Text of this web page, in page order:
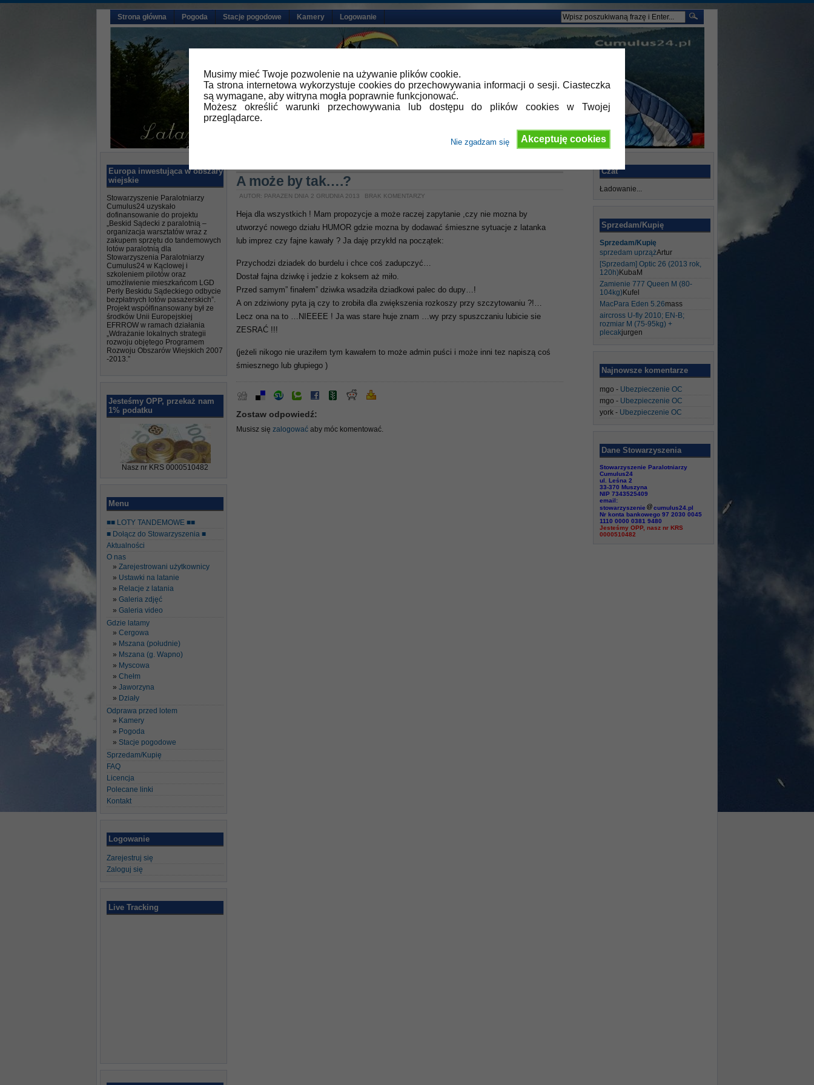
Musimy mieć Twoje pozwolenie na używanie plików cookie.
Ta strona internetowa wykorzystuje cookies do przechowywania informacji o sesji. Ciasteczka
są wymagane, aby witryna mogła poprawnie funkcjonować.
Możesz określić warunki przechowywania lub dostępu do plików cookies w Twojej
przeglądarce.
Akceptuję cookies
Nie zgadzam się
Strona główna Pogoda Stacje pogodowe Kamery Logowanie
Europa inwestująca w obszary
wiejskie
Stowarzyszenie Paralotniarzy
Cumulus24 uzyskało
dofinansowanie do projektu
„Beskid Sądecki z paralotnią –
organizacja warsztatów wraz z
zakupem sprzętu do tandemowych
lotów paralotnią dla
Stowarzyszenia Paralotniarzy
Cumulus24 w Kąclowej i
szkoleniem pilotów oraz
umożliwienie mieszkańcom LGD
Perły Beskidu Sądeckiego odbycie
bezpłatnych lotów pasażerskich”.
Projekt współfinansowany był ze
środków Unii Europejskiej
EFRROW w ramach działania
„Wdrażanie lokalnych strategii
rozwoju objętego Programem
Rozwoju Obszarów Wiejskich 2007
-2013.”
Jesteśmy OPP, przekaż nam
1% podatku
Nasz nr KRS 0000510482
Menu
■■ LOTY TANDEMOWE ■■
■ Dołącz do Stowarzyszenia ■
Aktualności
O nas
Zarejestrowani użytkownicy
Ustawki na latanie
Relacje z latania
Galeria zdjęć
Galeria video
Gdzie latamy
Cergowa
Mszana (południe)
Mszana (g. Wapno)
Myscowa
Chełm
Jaworzyna
Działy
Odprawa przed lotem
Kamery
Pogoda
Stacje pogodowe
Sprzedam/Kupię
FAQ
Licencja
Polecane linki
Kontakt
Logowanie
Zarejestruj się
Zaloguj się
Live Tracking
A może by tak….?
AUTOR: PARAZEN DNIA 2 GRUDNIA 2013 BRAK KOMENTARZY
Heja dla wszystkich ! Mam propozycje a może raczej zapytanie ,czy nie mozna by
utworzyć nowego działu HUMOR gdzie mozna by dodawać śmieszne sytuacje z latanka
lub imprez czy fajne kawały ? Ja daję przykłd na początek:
Przychodzi dziadek do burdelu i chce coś zadupczyć…
Dostał fajna dziwkę i jedzie z koksem aż miło.
Przed samym” finałem” dziwka wsadziła dziadkowi palec do dupy…!
A on zdziwiony pyta ją czy to zrobiła dla zwiększenia rozkoszy przy szczytowaniu ?!…
Lecz ona na to …NIEEEE ! Ja was stare huje znam …wy przy spuszczaniu lubicie sie
ZESRAĆ !!!
(jeżeli nikogo nie uraziłem tym kawałem to może admin puści i może inni tez napiszą coś
śmiesznego lub głupiego )
Zostaw odpowiedź:
Musisz się zalogować aby móc komentować.
Czat
Ładowanie...
Sprzedam/Kupię
Sprzedam/Kupię
sprzedam uprzążArtur
[Sprzedam] Optic 26 (2013 rok,
120h) KubaM
Zamienie 777 Queen M (80-
104kg) Kufel
MacPara Eden 5.26mass
aircross U-fly 2010; EN-B;
rozmiar M (75-95kg) +
plecakjurgen
Najnowsze komentarze
mgo - Ubezpieczenie OC
mgo - Ubezpieczenie OC
york - Ubezpieczenie OC
Dane Stowarzyszenia
Stowarzyszenie Paralotniarzy
Cumulus24
ul. Leśna 2
33-370 Muszyna
NIP 7343525409
email:
stowarzyszenie
cumulus24.pl
Nr konta bankowego 97 2030 0045
1110 0000 0381 9480
Jesteśmy OPP, nasz nr KRS
0000510482